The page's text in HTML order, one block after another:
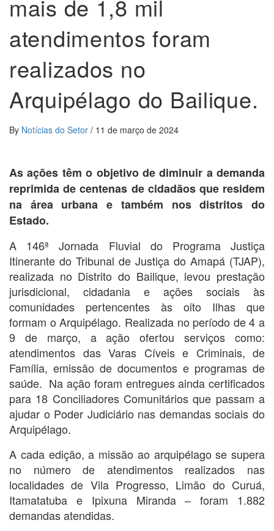
mais de 1,8 mil
atendimentos foram
realizados no
Arquipélago do Bailique.
By Notícias do Setor / 11 de março de 2024
As ações têm o objetivo de diminuir a demanda
reprimida de centenas de cidadãos que residem
na área urbana e também nos distritos do
Estado.
A 146ª Jornada Fluvial do Programa Justiça
Itinerante do Tribunal de Justiça do Amapá (TJAP),
realizada no Distrito do Bailique, levou prestação
jurisdicional, cidadania e ações sociais às
comunidades pertencentes às oito Ilhas que
formam o Arquipélago. Realizada no período de 4 a
9 de março, a ação ofertou serviços como:
atendimentos das Varas Cíveis e Criminais, de
Família, emissão de documentos e programas de
saúde. Na ação foram entregues ainda certificados
para 18 Conciliadores Comunitários que passam a
ajudar o Poder Judiciário nas demandas sociais do
Arquipélago.
A cada edição, a missão ao arquipélago se supera
no número de atendimentos realizados nas
localidades de Vila Progresso, Limão do Curuá,
Itamatatuba e Ipixuna Miranda – foram 1.882
demandas atendidas.